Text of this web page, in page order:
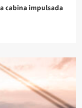
cabina impulsada